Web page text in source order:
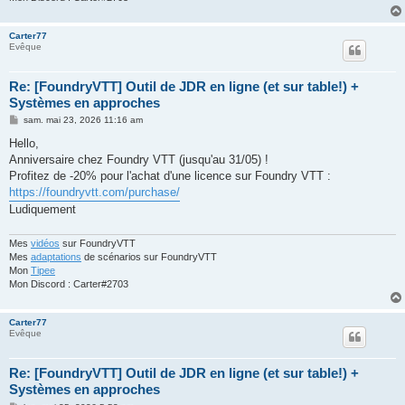
Carter77
Evêque
Re: [FoundryVTT] Outil de JDR en ligne (et sur table!) +
Systèmes en approches
M
s
a
g
sam. mai 23, 2026 11:16 am
Hello,
Anniversaire chez Foundry VTT (jusqu'au 31/05) !
Profitez de -20% pour l'achat d'une licence sur Foundry VTT :
https://foundryvtt.com/purchase/
Ludiquement
Mes vidéos sur FoundryVTT
Mes adaptations de scénarios sur FoundryVTT
Mon Tipee
Mon Discord : Carter#2703
Carter77
Evêque
Re: [FoundryVTT] Outil de JDR en ligne (et sur table!) +
Systèmes en approches